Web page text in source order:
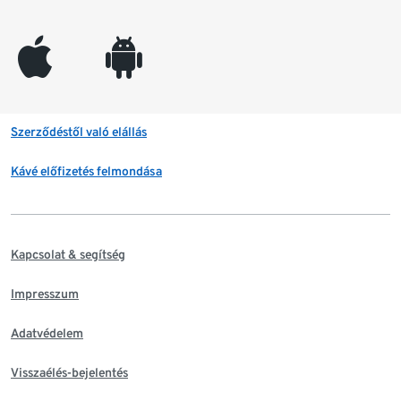
appleinc android
Szerződéstől való elállás
Kávé előfizetés felmondása
Kapcsolat & segítség
Impresszum
Adatvédelem
Visszaélés-bejelentés